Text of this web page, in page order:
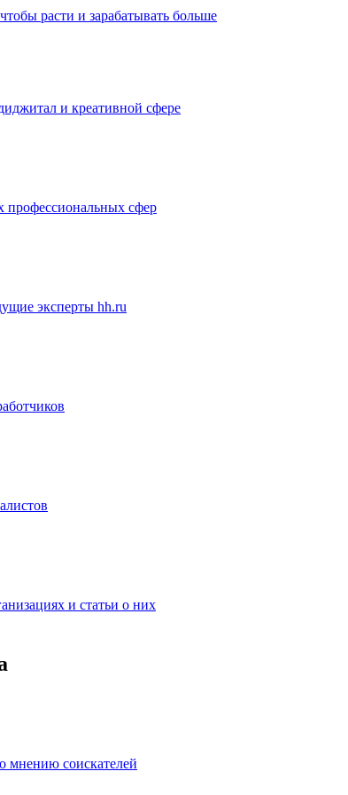
расти и зарабатывать больше
и креативной сфере
профессиональных сфер
эксперты hh.ru
и статьи о них
мнению соискателей